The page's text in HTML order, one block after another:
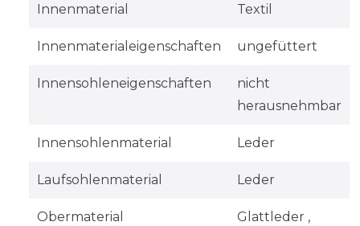
Innenmaterial Textil
Innenmaterialeigenschaften ungefüttert
Innensohleneigenschaften
nicht
herausnehmbar
Innensohlenmaterial Leder
Laufsohlenmaterial Leder
Obermaterial Glattleder ,